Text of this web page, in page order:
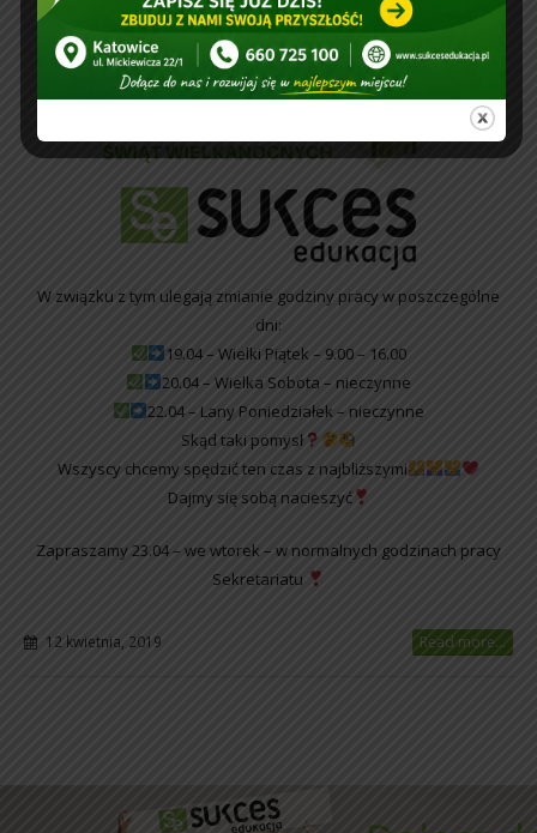
W związku z tym ulegają zmianie godziny pracy w poszczególne
dni:
19.04 – Wielki Piątek – 9.00 – 16.00
20.04 – Wielka Sobota – nieczynne
22.04 – Lany Poniedziałek – nieczynne
Skąd taki pomysł
Wszyscy chcemy spędzić ten czas z najbliższymi
Dajmy się sobą nacieszyć
Zapraszamy 23.04 – we wtorek – w normalnych godzinach pracy
Sekretariatu
12 kwietnia, 2019 Read more...